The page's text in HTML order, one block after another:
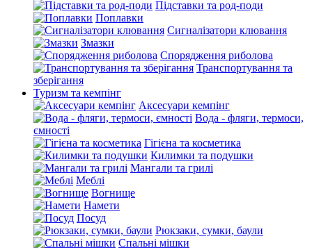
Підставки та род-поди
Поплавки
Сигналізатори клювання
Змазки
Спорядження риболова
Транспортування та
зберігання
Туризм та кемпінг
Аксесуари кемпінг
Вода - фляги, термоси,
ємності
Гігієна та косметика
Килимки та подушки
Мангали та грилі
Меблі
Вогнище
Намети
Посуд
Рюкзаки, сумки, баули
Спальні мішки